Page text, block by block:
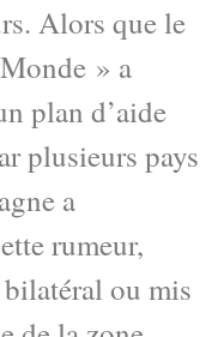
Alors que le
» a
plan d’aide
plusieurs pays
a
rumeur,
ou mis